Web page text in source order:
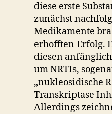
diese erste
zunächst
Medikamente
erhofften Erfolg.
diesen
um NRTIs,
„nukleosidische
Transkriptase
Allerdings